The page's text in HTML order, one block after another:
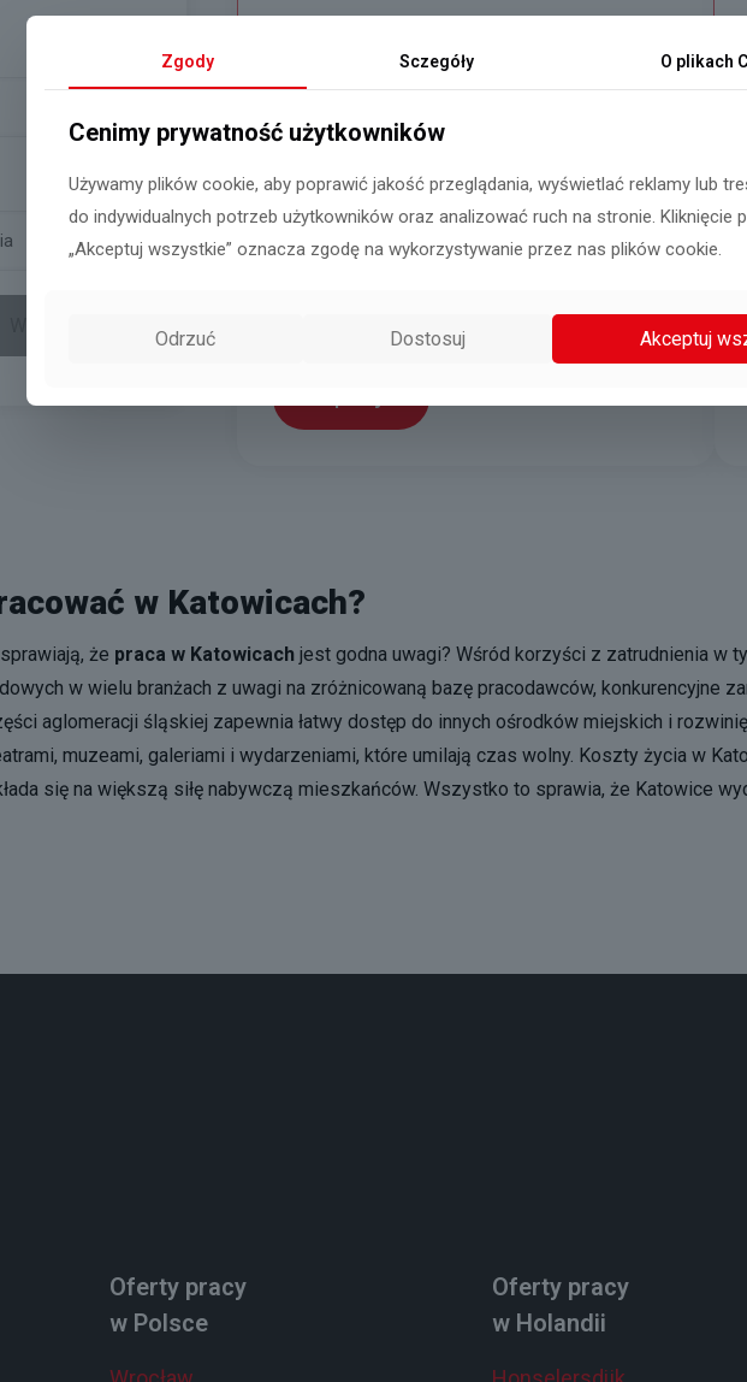
Pracownik/pracownica magazynu
Katowice
w Katowicach?
że praca w Katowicach jest godna uwagi? Wśród korzyści z zatrudnienia w
w wielu branżach z uwagi na zróżnicowaną bazę pracodawców, konkurencyjne
aglomeracji śląskiej zapewnia łatwy dostęp do innych ośrodków miejskich i
muzeami, galeriami i wydarzeniami, które umilają czas wolny. Koszty życia w
się na większą siłę nabywczą mieszkańców. Wszystko to sprawia, że Katowice
Oferty pracy
w Polsce
Oferty pracy
w Holandii
Zgody Sczegóły O plikach
Cenimy prywatność użytkowników
Używamy plików cookie, aby poprawić jakość przeglądania, wyświetlać reklamy lub
do indywidualnych potrzeb użytkowników oraz analizować ruch na stronie. Kliknięcie
„Akceptuj wszystkie” oznacza zgodę na wykorzystywanie przez nas plików cookie.
Odrzuć Dostosuj Akceptuj